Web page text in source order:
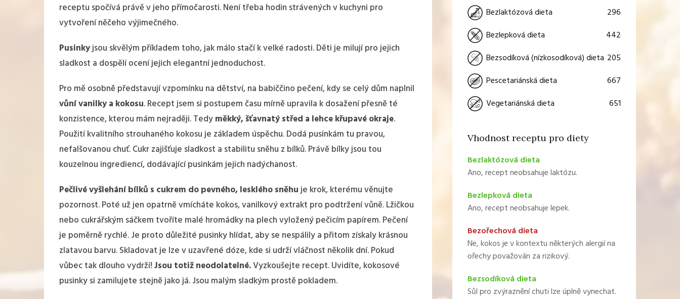
receptu spočívá právě v jeho přímočarosti. Není třeba hodin strávených v kuchyni pro
vytvoření něčeho výjimečného.
Pusinkyjsou skvělým příkladem toho, jak málo stačí k velké radosti. Děti je milují pro jejich
sladkost a dospělí ocení jejich elegantní jednoduchost.
Pro mě osobně představují vzpomínku na dětství, na babiččino pečení, kdy se celý dům naplnil
vůní vanilky a kokosu. Recept jsem si postupem času mírně upravila k dosažení přesně té
konzistence, kterou mám nejraději. Tedyměkký, šťavnatý střed a lehce křupavé okraje.
Použití kvalitního strouhaného kokosu je základem úspěchu. Dodá pusinkám tu pravou,
nefalšovanou chuť. Cukr zajišťuje sladkost a stabilitu sněhu z bílků. Právě bílky jsou tou
kouzelnou ingrediencí, dodávající pusinkám jejich nadýchanost.
Pečlivé vyšlehání bílků s cukrem do pevného, lesklého sněhuje krok, kterému věnujte
pozornost. Poté už jen opatrně vmícháte kokos, vanilkový extrakt pro podtržení vůně. Lžičkou
nebo cukrářským sáčkem tvoříte malé hromádky na plech vyložený pečicím papírem. Pečení
je poměrně rychlé. Je proto důležité pusinky hlídat, aby se nespálily a přitom získaly krásnou
zlatavou barvu. Skladovat je lze v uzavřené dóze, kde si udrží vláčnost několik dní. Pokud
vůbec tak dlouho vydrží!Jsou totiž neodolatelné.Vyzkoušejte recept. Uvidíte, kokosové
pusinky si zamilujete stejně jako já. Jsou malým sladkým prostě pokladem.
Bezlaktózová dieta
296
Bezlepková dieta
442
Bezsodíková (nízkosodíková) dieta 205
Pescetariánská dieta
667
Vegetariánská dieta
651
Vhodnost receptu pro diety
Bezlaktózová dieta
Ano, recept neobsahuje laktózu.
Bezlepková dieta
Ano, recept neobsahuje lepek.
Bezořechová dieta
Ne, kokos je v kontextu některých alergií na
ořechy považován za rizikový.
Bezsodíková dieta
Sůl pro zvýraznění chuti lze úplně vynechat.